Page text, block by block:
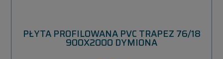
PŁYTA PROFILOWANA PVC TRAPEZ 76/18
900X2000 DYMIONA